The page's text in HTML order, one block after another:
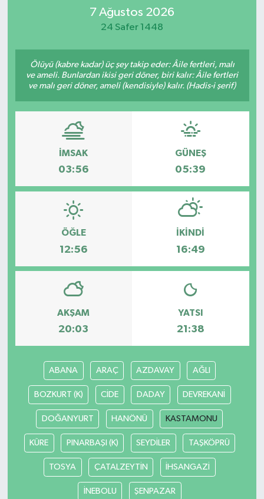
7 Ağustos 2026
24 Safer 1448
Ölüyü (kabre kadar) üç şey takip eder: Âile fertleri, malı
ve ameli. Bunlardan ikisi geri döner, biri kalır: Âile fertleri
ve malı geri döner, ameli (kendisiyle) kalır. (Hadis-i şerif)
İMSAK
03:56
GÜNEŞ
05:39
ÖĞLE
12:56
İKINDI
16:49
AKŞAM
20:03
YATSI
21:38
ABANA ARAÇ AZDAVAY AĞLI
BOZKURT (K) CİDE DADAY DEVREKANİ
DOĞANYURT HANÖNÜ KASTAMONU
KÜRE PINARBAŞI (K) SEYDİLER TAŞKÖPRÜ
TOSYA ÇATALZEYTİN İHSANGAZİ
İNEBOLU ŞENPAZAR
DÜZCE
EREĞLİ
GÖKÇEBEY
KARABÜK
KASTAMONU